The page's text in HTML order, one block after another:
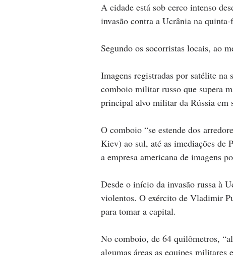
A cidade está sob cerco intenso
invasão contra a Ucrânia na quinta-
Segundo os socorristas locais, ao
Imagens registradas por satélite
comboio militar russo que supera
principal alvo militar da Rússia em
O comboio “se estende dos
Kiev) ao sul, até as imediações de
a empresa americana de imagens
Desde o início da invasão russa à
violentos. O exército de Vladimir
para tomar a capital.
No comboio, de 64 quilômetros,
algumas áreas as equipes militares